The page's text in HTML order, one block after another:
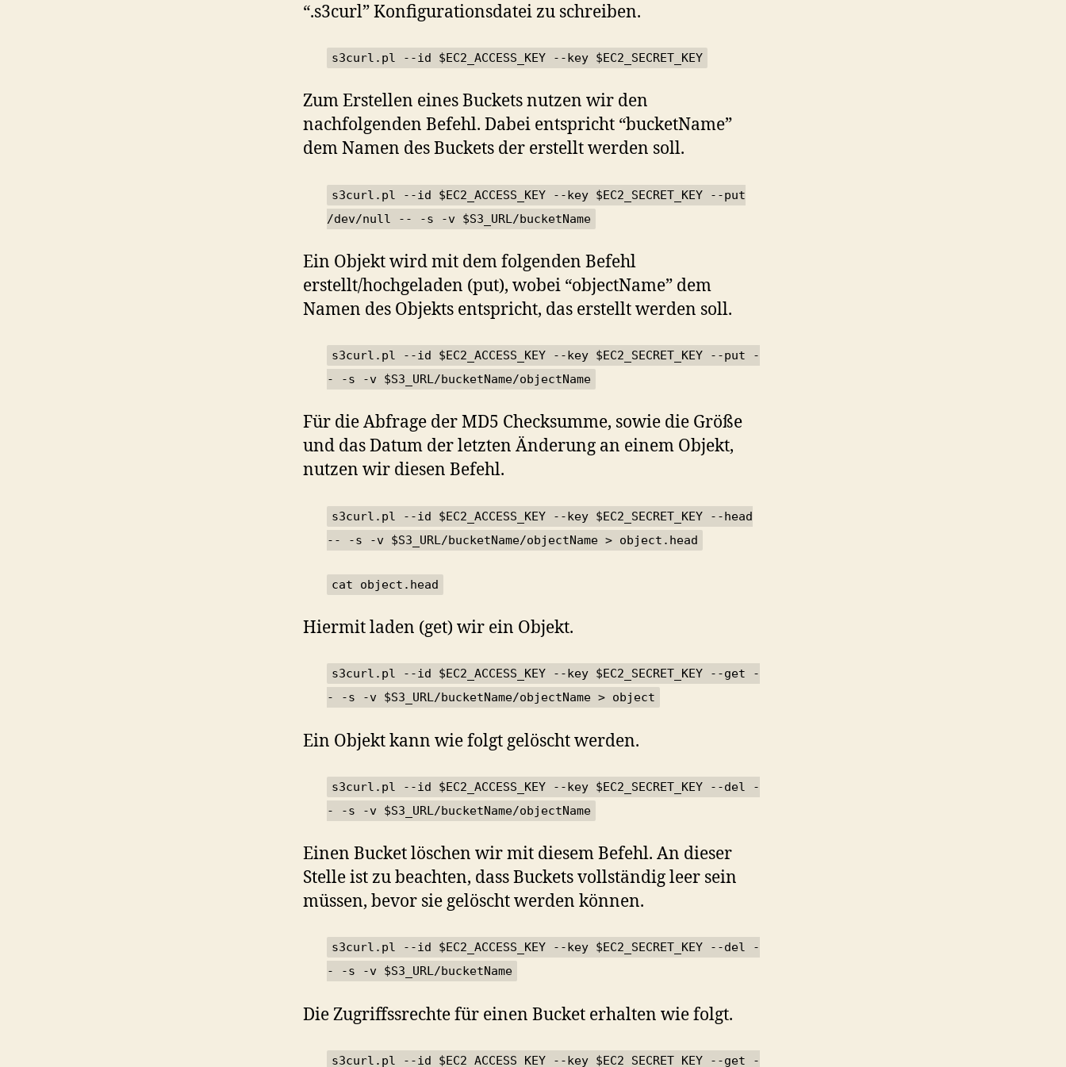
“.s3curl” Konfigurationsdatei zu schreiben.
s3curl.pl --id $EC2_ACCESS_KEY --key $EC2_SECRET_KEY
Zum Erstellen eines Buckets nutzen wir den
nachfolgenden Befehl. Dabei entspricht “bucketName”
dem Namen des Buckets der erstellt werden soll.
s3curl.pl --id $EC2_ACCESS_KEY --key $EC2_SECRET_KEY --put
/dev/null -- -s -v $S3_URL/bucketName
Ein Objekt wird mit dem folgenden Befehl
erstellt/hochgeladen (put), wobei “objectName” dem
Namen des Objekts entspricht, das erstellt werden soll.
s3curl.pl --id $EC2_ACCESS_KEY --key $EC2_SECRET_KEY --put
-
- -s -v $S3_URL/bucketName/objectName
Für die Abfrage der MD5 Checksumme, sowie die Größe
und das Datum der letzten Änderung an einem Objekt,
nutzen wir diesen Befehl.
s3curl.pl --id $EC2_ACCESS_KEY --key $EC2_SECRET_KEY --head
-- -s -v $S3_URL/bucketName/objectName > object.head
cat object.head
Hiermit laden (get) wir ein Objekt.
s3curl.pl --id $EC2_ACCESS_KEY --key $EC2_SECRET_KEY --get -
- -s -v $S3_URL/bucketName/objectName > object
Ein Objekt kann wie folgt gelöscht werden.
s3curl.pl --id $EC2_ACCESS_KEY --key $EC2_SECRET_KEY --del -
- -s -v $S3_URL/bucketName/objectName
Einen Bucket löschen wir mit diesem Befehl. An dieser
Stelle ist zu beachten, dass Buckets vollständig leer sein
müssen, bevor sie gelöscht werden können.
s3curl.pl --id $EC2_ACCESS_KEY --key $EC2_SECRET_KEY --del -
- -s -v $S3_URL/bucketName
Die Zugriffssrechte für einen Bucket erhalten wie folgt.
s3curl.pl --id $EC2_ACCESS_KEY --key $EC2_SECRET_KEY --get -